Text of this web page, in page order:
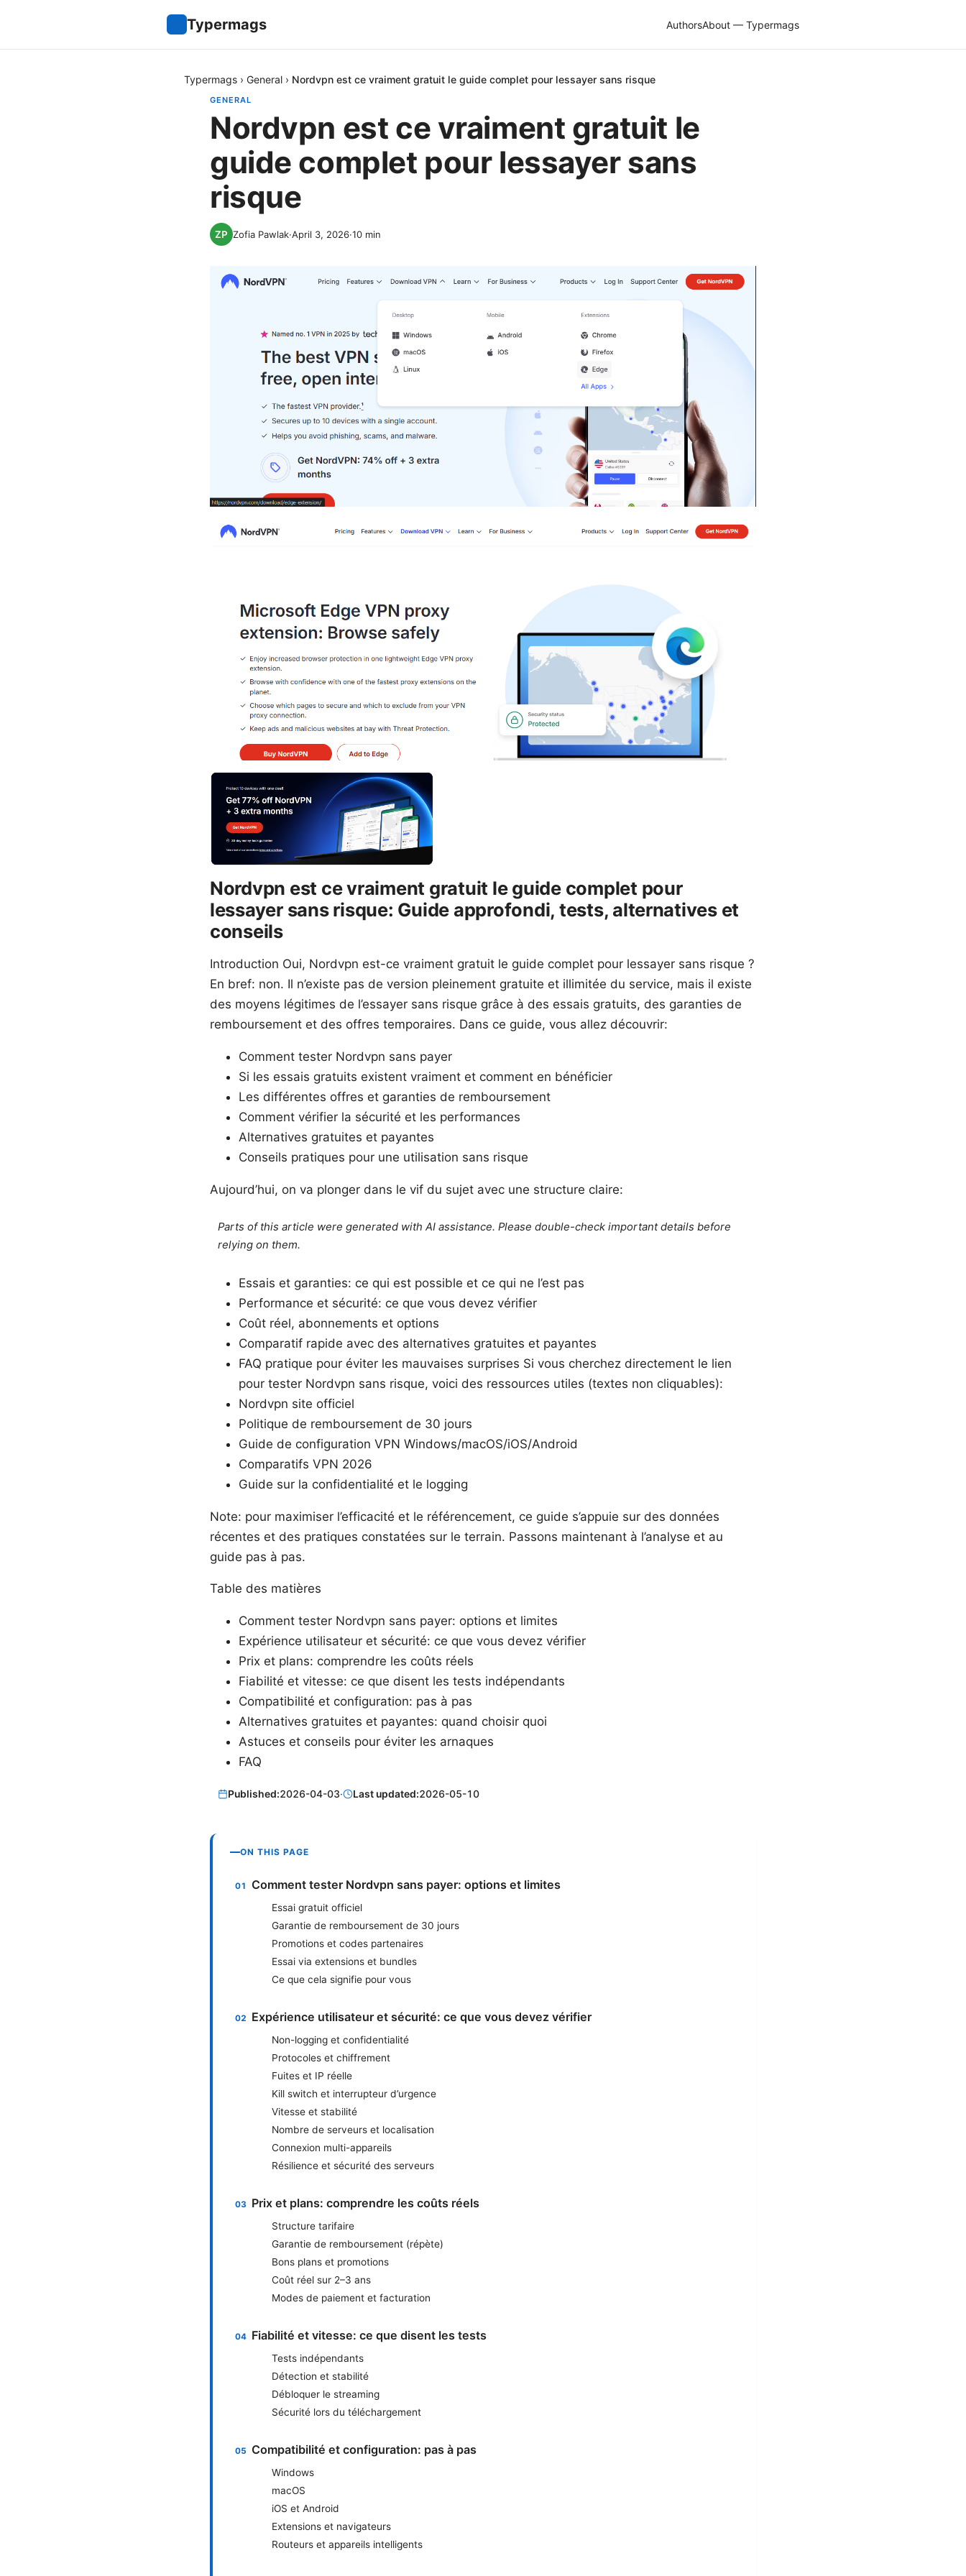
Typermags AuthorsAbout — Typermags
Typermags › General › Nordvpn est ce vraiment gratuit le guide complet pour lessayer sans risque
GENERAL
Nordvpn est ce vraiment gratuit le
guide complet pour lessayer sans
risque
Zofia Pawlak·April 3, 2026·10 min
Nordvpn est ce vraiment gratuit le guide complet pour
lessayer sans risque: Guide approfondi, tests, alternatives et
conseils
Introduction Oui, Nordvpn est-ce vraiment gratuit le guide complet pour lessayer sans risque ?
En bref: non. Il n’existe pas de version pleinement gratuite et illimitée du service, mais il existe
des moyens légitimes de l’essayer sans risque grâce à des essais gratuits, des garanties de
remboursement et des offres temporaires. Dans ce guide, vous allez découvrir:
Comment tester Nordvpn sans payer
Si les essais gratuits existent vraiment et comment en bénéficier
Les différentes offres et garanties de remboursement
Comment vérifier la sécurité et les performances
Alternatives gratuites et payantes
Conseils pratiques pour une utilisation sans risque
Aujourd’hui, on va plonger dans le vif du sujet avec une structure claire:
Parts of this article were generated with AI assistance. Please double-check important details before
relying on them.
Essais et garanties: ce qui est possible et ce qui ne l’est pas
Performance et sécurité: ce que vous devez vérifier
Coût réel, abonnements et options
Comparatif rapide avec des alternatives gratuites et payantes
FAQ pratique pour éviter les mauvaises surprises Si vous cherchez directement le lien
pour tester Nordvpn sans risque, voici des ressources utiles (textes non cliquables):
Nordvpn site officiel
Politique de remboursement de 30 jours
Guide de configuration VPN Windows/macOS/iOS/Android
Comparatifs VPN 2026
Guide sur la confidentialité et le logging
Note: pour maximiser l’efficacité et le référencement, ce guide s’appuie sur des données
récentes et des pratiques constatées sur le terrain. Passons maintenant à l’analyse et au
guide pas à pas.
Table des matières
Comment tester Nordvpn sans payer: options et limites
Expérience utilisateur et sécurité: ce que vous devez vérifier
Prix et plans: comprendre les coûts réels
Fiabilité et vitesse: ce que disent les tests indépendants
Compatibilité et configuration: pas à pas
Alternatives gratuites et payantes: quand choisir quoi
Astuces et conseils pour éviter les arnaques
FAQ
Published:2026-04-03· Last updated:2026-05-10
ON THIS PAGE
Comment tester Nordvpn sans payer: options et limites
Essai gratuit officiel
Garantie de remboursement de 30 jours
Promotions et codes partenaires
Essai via extensions et bundles
Ce que cela signifie pour vous
Expérience utilisateur et sécurité: ce que vous devez vérifier
Non-logging et confidentialité
Protocoles et chiffrement
Fuites et IP réelle
Kill switch et interrupteur d’urgence
Vitesse et stabilité
Nombre de serveurs et localisation
Connexion multi-appareils
Résilience et sécurité des serveurs
Prix et plans: comprendre les coûts réels
Structure tarifaire
Garantie de remboursement (répète)
Bons plans et promotions
Coût réel sur 2–3 ans
Modes de paiement et facturation
Fiabilité et vitesse: ce que disent les tests
Tests indépendants
Détection et stabilité
Débloquer le streaming
Sécurité lors du téléchargement
Compatibilité et configuration: pas à pas
Windows
macOS
iOS et Android
Extensions et navigateurs
Routeurs et appareils intelligents